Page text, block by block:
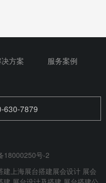
方案
服务案例
630-7879
18000250号-2
建 上海展台搭建展会设计 展会